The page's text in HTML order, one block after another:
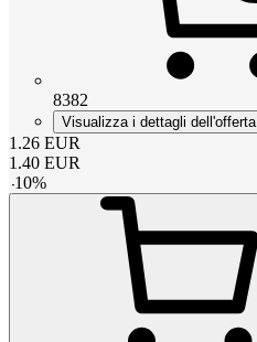
8382
Visualizza i dettagli dell'offerta
1.26 EUR
1.40 EUR
-10%